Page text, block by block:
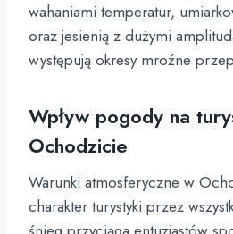
wahaniami temperatur,
oraz jesienią z dużymi
występują okresy mroźne
Wpływ pogody na
Ochodzicie
Warunki atmosferyczne w
charakter turystyki przez